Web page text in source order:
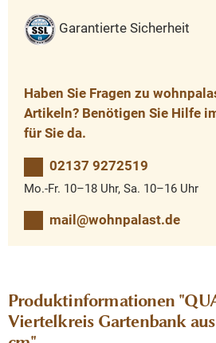
Garantierte Sicherheit
Haben Sie Fragen zu
Artikeln? Benötigen Sie Hilfe
für Sie da.
02137 9272519
Mo.-Fr. 10–18 Uhr, Sa. 10–16 Uhr
mail@wohnpalast.de
Produktinformationen
Viertelkreis Gartenbank